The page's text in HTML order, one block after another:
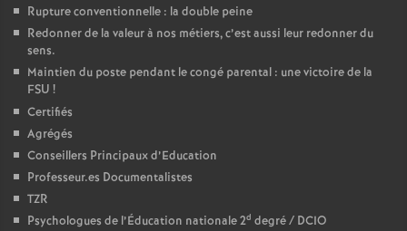
Rupture conventionnelle : la double peine
Redonner de la valeur à nos métiers, c’est aussi leur redonner du
sens.
Maintien du poste pendant le congé parental : une victoire de la
FSU !
Certifiés
Agrégés
Conseillers Principaux d’Education
Professeur.es Documentalistes
TZR
Psychologues de l’Éducation nationale 2d degré / DCIO